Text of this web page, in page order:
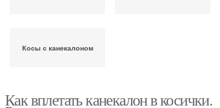
Косы с канекалоном
Как вплетать канекалон в косички.